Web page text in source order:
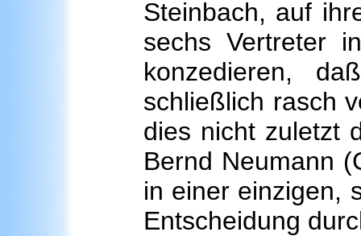
Steinbach, auf
sechs Vertreter
konzedieren,
schließlich rasch
dies nicht zuletzt
Bernd Neumann
in einer einzigen,
Entscheidung